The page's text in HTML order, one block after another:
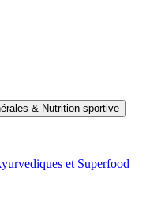
et Superfood